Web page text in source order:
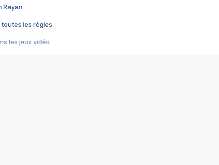
Rayan
toutes les règles
les jeux vidéo